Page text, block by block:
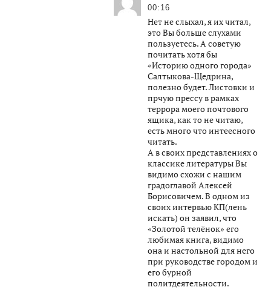
00:16
Нет не слыхал, я их читал,
это Вы больше слухами
пользуетесь. А советую
почитать хотя бы
«Историю одного города»
Салтыкова-Щедрина,
полезно будет. Листовки и
прчую прессу в рамках
террора моего почтового
ящика, как то не читаю,
есть много что интеесного
читать.
А в своих представлениях о
классике литературы Вы
видимо схожи с нашим
градоглавой Алексей
Борисовичем. В одном из
своих интервью КП(лень
искать) он заявил, что
«Золотой телёнок» его
любимая книга, видимо
она и настольной для него
при руководстве городом и
его бурной
политдеятельности.